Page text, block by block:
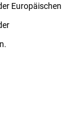
Europäischen